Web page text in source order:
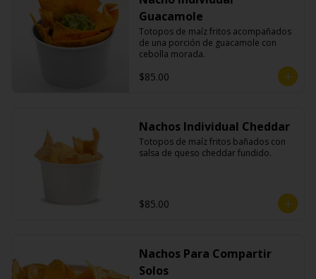
Guacamole
Totopos de maíz fritos acompañados
de una porción de guacamole con
cebolla morada.
$85.00
Nachos Individual Cheddar
Totopos de maíz fritos bañados con
salsa de queso cheddar fundido.
$85.00
Nachos Para Compartir
Solos